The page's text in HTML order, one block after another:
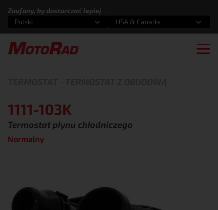
Zaufany, by dostarczać lepiej
Wybierz opcję
Polski
Wybierz opcję
USA & Canada
1111-103K
Termostat płynu chłodniczego
Normalny